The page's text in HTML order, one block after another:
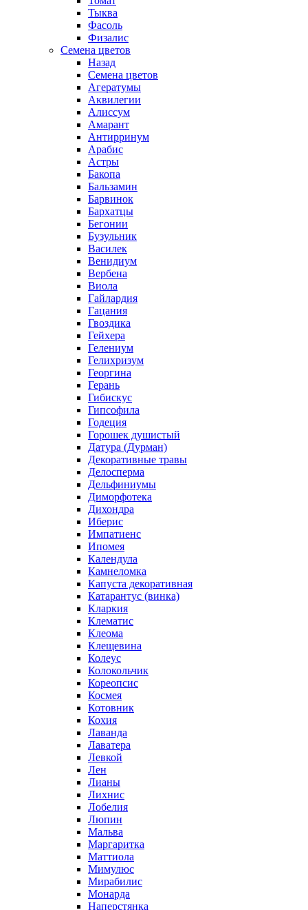
Тыква
Фасоль
Физалис
Семена цветов
Назад
Семена цветов
Агератумы
Аквилегии
Алиссум
Амарант
Антирринум
Арабис
Астры
Бакопа
Бальзамин
Барвинок
Бархатцы
Бегонии
Бузульник
Василек
Венидиум
Вербена
Виола
Гайлардия
Гацания
Гвоздика
Гейхера
Гелениум
Гелихризум
Георгина
Герань
Гибискус
Гипсофила
Годеция
Горошек душистый
Датура (Дурман)
Декоративные травы
Делосперма
Дельфиниумы
Диморфотека
Дихондра
Иберис
Импатиенс
Ипомея
Календула
Камнеломка
Капуста декоративная
Катарантус (винка)
Кларкия
Клематис
Клеома
Клещевина
Колеус
Колокольчик
Кореопсис
Космея
Котовник
Кохия
Лаванда
Лаватера
Левкой
Лен
Лианы
Лихнис
Лобелия
Люпин
Мальва
Маргаритка
Маттиола
Мимулюс
Мирабилис
Монарда
Наперстянка